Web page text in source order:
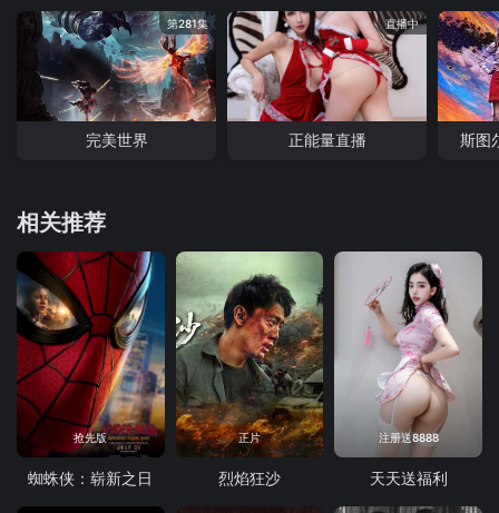
第281集
完美世界
直播中
正能量直播 斯图
相关推荐
抢先版
蜘蛛侠：崭新之日
正片
烈焰狂沙
注册送8888
天天送福利